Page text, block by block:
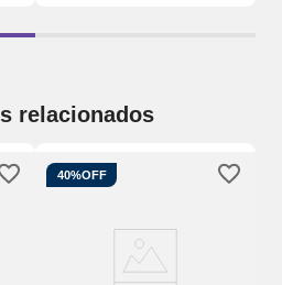
relacionados
40%OFF